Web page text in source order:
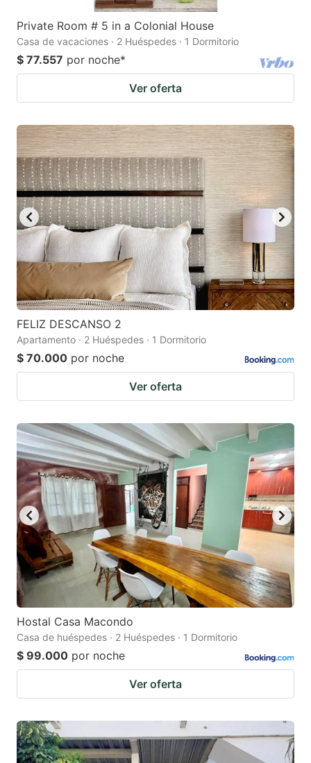
Private Room # 5 in a Colonial House
Casa de vacaciones · 2 Huéspedes · 1 Dormitorio
$ 77.557 por noche*
Ver oferta
FELIZ DESCANSO 2
Apartamento · 2 Huéspedes · 1 Dormitorio
$ 70.000 por noche
Ver oferta
Hostal Casa Macondo
Casa de huéspedes · 2 Huéspedes · 1 Dormitorio
$ 99.000 por noche
Ver oferta